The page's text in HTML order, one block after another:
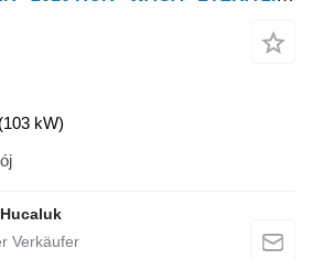
kW)
Hucaluk